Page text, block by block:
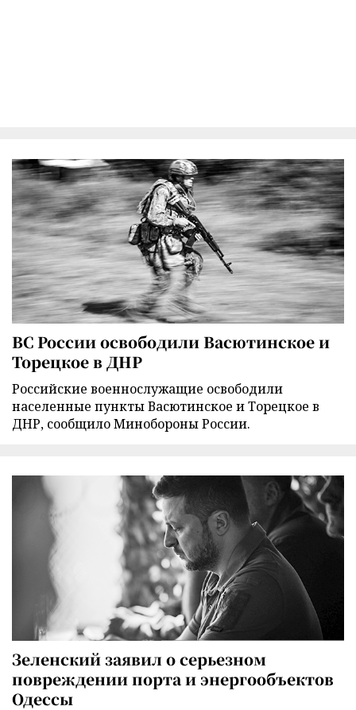
ВС России освободили Васютинское и
Торецкое в ДНР
Российские военнослужащие освободили
населенные пункты Васютинское и Торецкое в
ДНР, сообщило Минобороны России.
Зеленский заявил о серьезном
повреждении порта и энергообъектов
Одессы